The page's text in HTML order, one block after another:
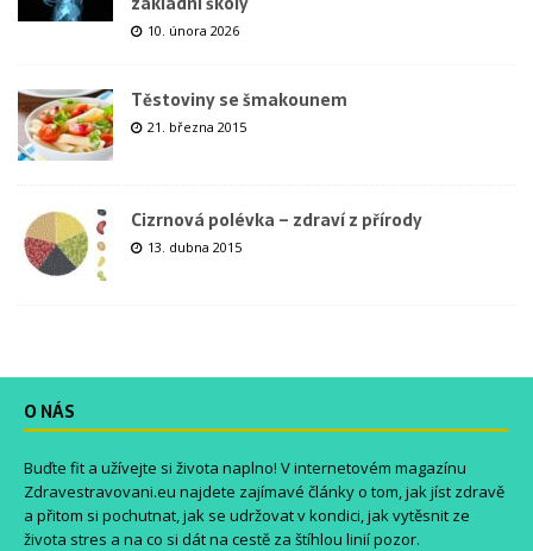
10. února 2026
Těstoviny se šmakounem
21. března 2015
Cizrnová polévka – zdraví z přírody
13. dubna 2015
O NÁS
Buďte fit a užívejte si života naplno! V internetovém magazínu
Zdravestravovani.eu najdete zajímavé články o tom, jak jíst zdravě
a přitom si pochutnat, jak se udržovat v kondici, jak vytěsnit ze
života stres a na co si dát na cestě za štíhlou linií pozor.